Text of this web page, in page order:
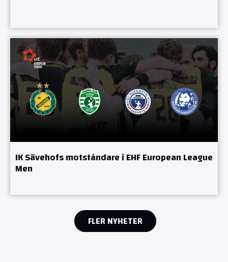
IK Sävehofs motståndare i EHF European League
Men
FLER NYHETER